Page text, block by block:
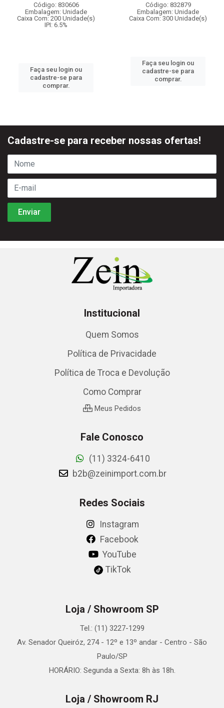
Código: 830606
Embalagem: Unidade
Caixa Com: 200 Unidade(s)
IPI: 6.5%
Faça seu login ou
cadastre-se para
comprar.
Código: 832879
Embalagem: Unidade
Caixa Com: 300 Unidade(s)
Faça seu login ou
cadastre-se para
comprar.
Cadastre-se para receber nossas ofertas!
Institucional
Quem Somos
Política de Privacidade
Política de Troca e Devolução
Como Comprar
Meus Pedidos
Fale Conosco
(11) 3324-6410
b2b@zeinimport.com.br
Redes Sociais
Instagram
Facebook
YouTube
TikTok
Loja / Showroom SP
Tel.: (11) 3227-1299
Av. Senador Queiróz, 274 - 12º e 13º andar - Centro - São
Paulo/SP
HORÁRIO: Segunda a Sexta: 8h às 18h.
Loja / Showroom RJ